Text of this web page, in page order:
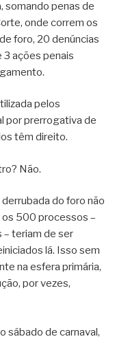
somando penas de
onde correm os
foro, 20 denúncias
ações penais
pelos
por prerrogativa de
têm direito.
Não.
do foro não
os 500 processos –
– teriam de ser
lá. Isso sem
na esfera primária,
por vezes,
sábado de carnaval,